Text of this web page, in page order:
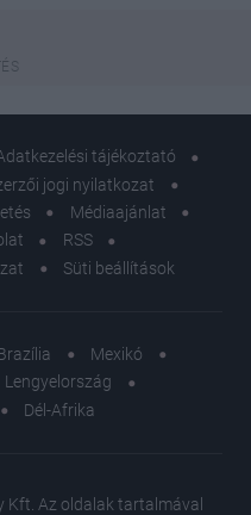
tájékoztató
jogi nyilatkozat
Médiaajánlat
RSS
Süti beállítások
Mexikó
Lengyelország
Dél-Afrika
Az oldalak tartalmával